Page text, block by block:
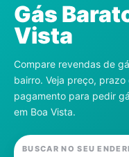
Revendedor
Notícias
Cadastre-se
Gás
Gás
Vista
Compare revendas de
bairro. Veja preço,
pagamento para pedir
em Boa Vista.
BUSCAR NO SEU